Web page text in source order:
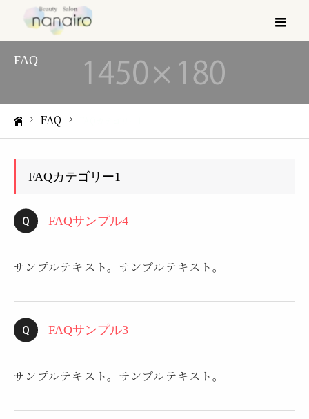
FAQ
ーム
FAQ
FAQカテゴリー1
FAQサンプル4
サンプルテキスト。サンプルテキスト。
FAQサンプル3
サンプルテキスト。サンプルテキスト。